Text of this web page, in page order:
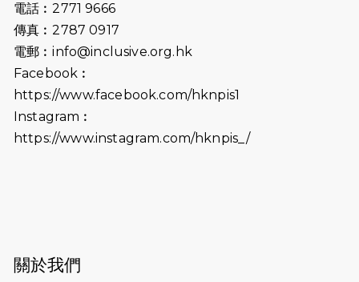
2026-06-25
（19:00開始）
2026-06-18
猛龍長跑隊恆常練習 - 6月18日
2026-06-11
猛龍長跑隊恆常練習 - 6月11日（19:00
2026-05-28
電話︰2771 9666
傳真︰2787 0917
電郵︰info@inclusive.org.hk
Facebook︰
https://www.facebook.com/hknpis1
Instagram︰
https://www.instagram.com/hknpis_/
關於我們